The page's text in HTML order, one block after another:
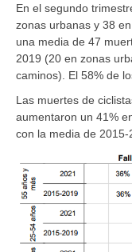
En el segundo
zonas urbanas y 38
una media de 47
2019 (20 en zonas
caminos). El 58% de
Las muertes de
aumentaron un 41%
con la media de 2015-